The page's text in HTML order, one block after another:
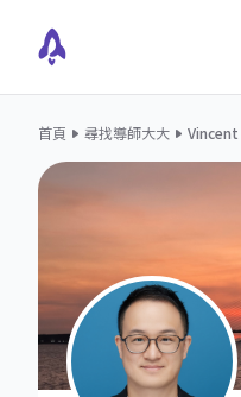
首頁 尋找導師大大 Vincent